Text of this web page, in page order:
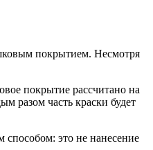
покрытием. Несмотря
покрытие рассчитано на
разом часть краски будет
это не нанесение